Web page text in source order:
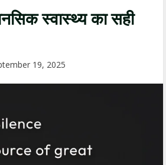
स्वास्थ्य का सही
19, 2025